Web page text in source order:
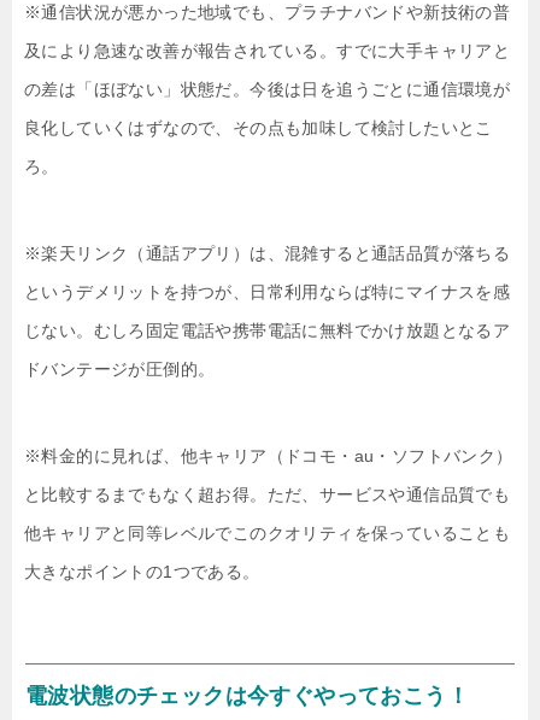
※通信状況が悪かった地域でも、プラチナバンドや新技術の普
及により急速な改善が報告されている。すでに大手キャリアと
の差は「ほぼない」状態だ。今後は日を追うごとに通信環境が
良化していくはずなので、その点も加味して検討したいとこ
ろ。
※楽天リンク（通話アプリ）は、混雑すると通話品質が落ちる
というデメリットを持つが、日常利用ならば特にマイナスを感
じない。むしろ固定電話や携帯電話に無料でかけ放題となるア
ドバンテージが圧倒的。
※料金的に見れば、他キャリア（ドコモ・au・ソフトバンク）
と比較するまでもなく超お得。ただ、サービスや通信品質でも
他キャリアと同等レベルでこのクオリティを保っていることも
大きなポイントの1つである。
電波状態のチェックは今すぐやっておこう！